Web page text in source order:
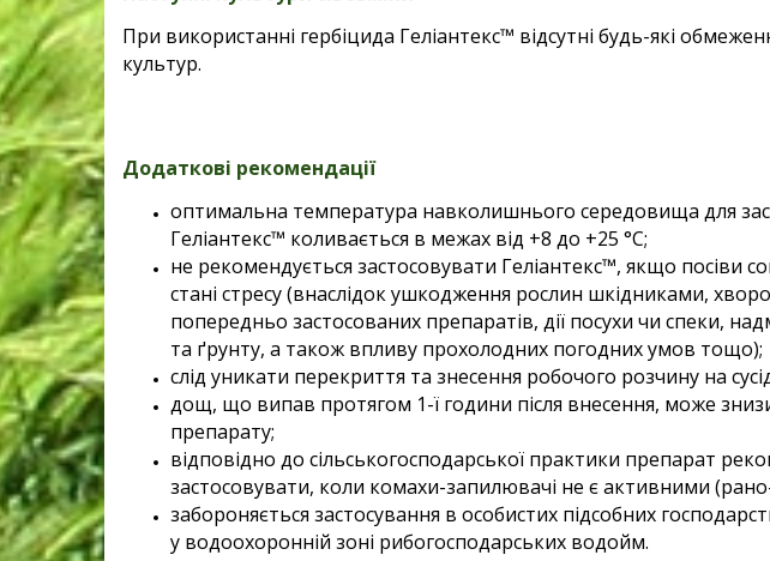
При використанні гербіцида Геліантекс™ відсутні будь-які
культур.
Додаткові рекомендації
оптимальна температура навколишнього середовища для
Геліантекс™ коливається в межах від +8 до +25 °С;
не рекомендується застосовувати Геліантекс™, якщо посіви
стані стресу (внаслідок ушкодження рослин шкідниками,
попередньо застосованих препаратів, дії посухи чи спеки,
та ґрунту, а також впливу прохолодних погодних умов тощо);
слід уникати перекриття та знесення робочого розчину на
дощ, що випав протягом 1-ї години після внесення, може
препарату;
відповідно до сільськогосподарської практики препарат
застосовувати, коли комахи-запилювачі не є активними
забороняється застосування в особистих підсобних
у водоохоронній зоні рибогосподарських водойм.